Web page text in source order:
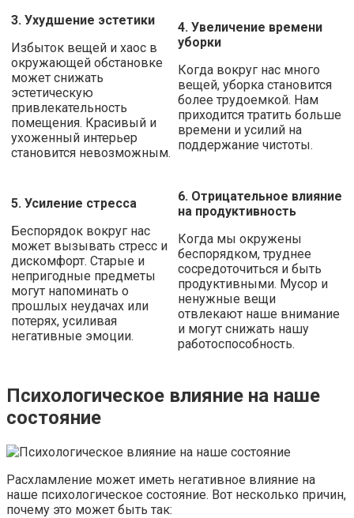
3. Ухудшение эстетики
Избыток вещей и хаос в
окружающей обстановке
может снижать
эстетическую
привлекательность
помещения. Красивый и
ухоженный интерьер
становится невозможным.
4. Увеличение времени
уборки
Когда вокруг нас много
вещей, уборка становится
более трудоемкой. Нам
приходится тратить больше
времени и усилий на
поддержание чистоты.
5. Усиление стресса
Беспорядок вокруг нас
может вызывать стресс и
дискомфорт. Старые и
непригодные предметы
могут напоминать о
прошлых неудачах или
потерях, усиливая
негативные эмоции.
6. Отрицательное влияние
на продуктивность
Когда мы окружены
беспорядком, труднее
сосредоточиться и быть
продуктивными. Мусор и
ненужные вещи
отвлекают наше внимание
и могут снижать нашу
работоспособность.
Психологическое влияние на наше
состояние
Расхламление может иметь негативное влияние на
наше психологическое состояние. Вот несколько причин,
почему это может быть так: